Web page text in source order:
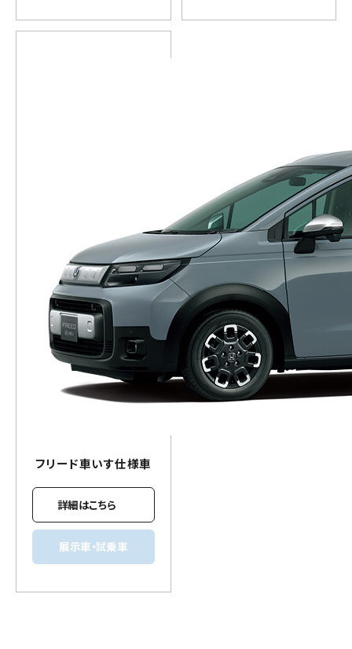
フリード車いす仕様車
詳細はこちら
展示車・試乗車